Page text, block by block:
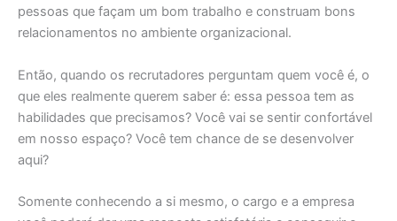
pessoas que façam um bom trabalho e construam bons
relacionamentos no ambiente organizacional.
Então, quando os recrutadores perguntam quem você é, o
que eles realmente querem saber é: essa pessoa tem as
habilidades que precisamos? Você vai se sentir confortável
em nosso espaço? Você tem chance de se desenvolver
aqui?
Somente conhecendo a si mesmo, o cargo e a empresa